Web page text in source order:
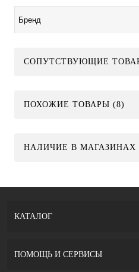
Бренд
СОПУТСТВУЮЩИЕ
ПОХОЖИЕ ТОВАРЫ (8)
НАЛИЧИЕ В МАГАЗИНАХ
КАТАЛОГ
ПОМОЩЬ И СЕРВИСЫ